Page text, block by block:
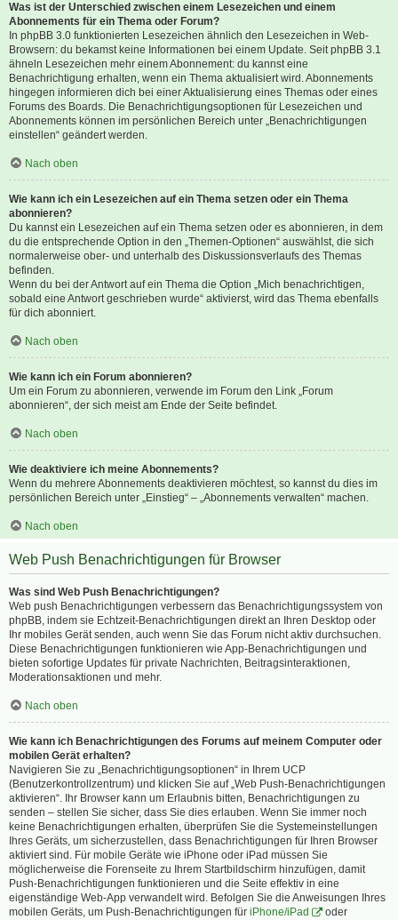
Was ist der Unterschied zwischen einem Lesezeichen und einem
Abonnements für ein Thema oder Forum?
In phpBB 3.0 funktionierten Lesezeichen ähnlich den Lesezeichen in Web-
Browsern: du bekamst keine Informationen bei einem Update. Seit phpBB 3.1
ähneln Lesezeichen mehr einem Abonnement: du kannst eine
Benachrichtigung erhalten, wenn ein Thema aktualisiert wird. Abonnements
hingegen informieren dich bei einer Aktualisierung eines Themas oder eines
Forums des Boards. Die Benachrichtigungsoptionen für Lesezeichen und
Abonnements können im persönlichen Bereich unter „Benachrichtigungen
einstellen“ geändert werden.
Nach oben
Wie kann ich ein Lesezeichen auf ein Thema setzen oder ein Thema
abonnieren?
Du kannst ein Lesezeichen auf ein Thema setzen oder es abonnieren, in dem
du die entsprechende Option in den „Themen-Optionen“ auswählst, die sich
normalerweise ober- und unterhalb des Diskussionsverlaufs des Themas
befinden.
Wenn du bei der Antwort auf ein Thema die Option „Mich benachrichtigen,
sobald eine Antwort geschrieben wurde“ aktivierst, wird das Thema ebenfalls
für dich abonniert.
Nach oben
Wie kann ich ein Forum abonnieren?
Um ein Forum zu abonnieren, verwende im Forum den Link „Forum
abonnieren“, der sich meist am Ende der Seite befindet.
Nach oben
Wie deaktiviere ich meine Abonnements?
Wenn du mehrere Abonnements deaktivieren möchtest, so kannst du dies im
persönlichen Bereich unter „Einstieg“ – „Abonnements verwalten“ machen.
Nach oben
Web Push Benachrichtigungen für Browser
Was sind Web Push Benachrichtigungen?
Web push Benachrichtigungen verbessern das Benachrichtigungssystem von
phpBB, indem sie Echtzeit-Benachrichtigungen direkt an Ihren Desktop oder
Ihr mobiles Gerät senden, auch wenn Sie das Forum nicht aktiv durchsuchen.
Diese Benachrichtigungen funktionieren wie App-Benachrichtigungen und
bieten sofortige Updates für private Nachrichten, Beitragsinteraktionen,
Moderationsaktionen und mehr.
Nach oben
Wie kann ich Benachrichtigungen des Forums auf meinem Computer oder
mobilen Gerät erhalten?
Navigieren Sie zu „Benachrichtigungsoptionen“ in Ihrem UCP
(Benutzerkontrollzentrum) und klicken Sie auf „Web Push-Benachrichtigungen
aktivieren“. Ihr Browser kann um Erlaubnis bitten, Benachrichtigungen zu
senden – stellen Sie sicher, dass Sie dies erlauben. Wenn Sie immer noch
keine Benachrichtigungen erhalten, überprüfen Sie die Systemeinstellungen
Ihres Geräts, um sicherzustellen, dass Benachrichtigungen für Ihren Browser
aktiviert sind. Für mobile Geräte wie iPhone oder iPad müssen Sie
möglicherweise die Forenseite zu Ihrem Startbildschirm hinzufügen, damit
Push-Benachrichtigungen funktionieren und die Seite effektiv in eine
eigenständige Web-App verwandelt wird. Befolgen Sie die Anweisungen Ihres
mobilen Geräts, um Push-Benachrichtigungen für iPhone/iPad
oder